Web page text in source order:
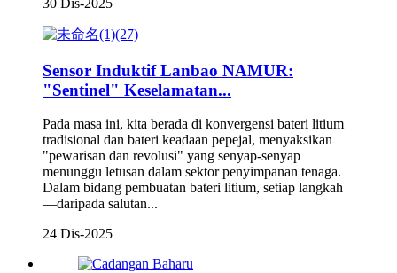
30 Dis-2025
Sensor Induktif Lanbao NAMUR:
"Sentinel" Keselamatan...
Pada masa ini, kita berada di konvergensi bateri litium
tradisional dan bateri keadaan pepejal, menyaksikan
"pewarisan dan revolusi" yang senyap-senyap
menunggu letusan dalam sektor penyimpanan tenaga.
Dalam bidang pembuatan bateri litium, setiap langkah
—daripada salutan...
24 Dis-2025